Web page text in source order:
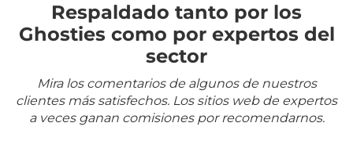
Respaldado tanto por los
Ghosties como por expertos del
sector
Mira los comentarios de algunos de nuestros
clientes más satisfechos. Los sitios web de expertos
a veces ganan comisiones por recomendarnos.